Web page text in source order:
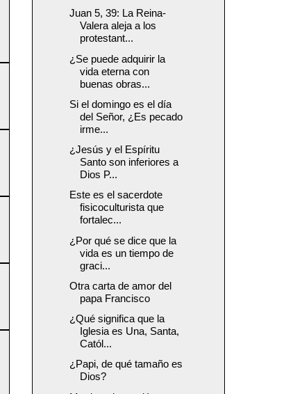
Juan 5, 39: La Reina-
Valera aleja a los
protestant...
¿Se puede adquirir la
vida eterna con
buenas obras...
Si el domingo es el día
del Señor, ¿Es pecado
irme...
¿Jesús y el Espíritu
Santo son inferiores a
Dios P...
Este es el sacerdote
fisicoculturista que
fortalec...
¿Por qué se dice que la
vida es un tiempo de
graci...
Otra carta de amor del
papa Francisco
¿Qué significa que la
Iglesia es Una, Santa,
Catól...
¿Papi, de qué tamaño es
Dios?